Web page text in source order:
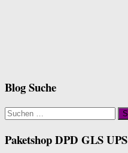
Blog Suche
Suchen
Paketshop DPD GLS UPS